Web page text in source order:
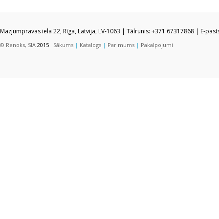
Mazjumpravas iela 22, Rīga, Latvija, LV-1063 | Tālrunis: +371 67317868 | E-
© Renoks, SIA 2015 Sākums | Katalogs | Par mums | Pakalpojumi